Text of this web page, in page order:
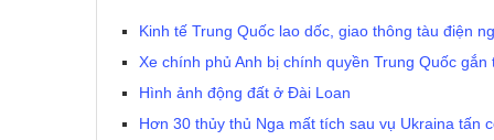
Kinh tế Trung Quốc lao dốc, giao thông tàu điện
Xe chính phủ Anh bị chính quyền Trung Quốc gắn
Hình ảnh động đất ở Đài Loan
Hơn 30 thủy thủ Nga mất tích sau vụ Ukraina tấn